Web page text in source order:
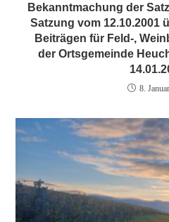
Bekanntmachung der
Satzung vom 12.10.2001
Beiträgen für Feld-,
der Ortsgemeinde
8.